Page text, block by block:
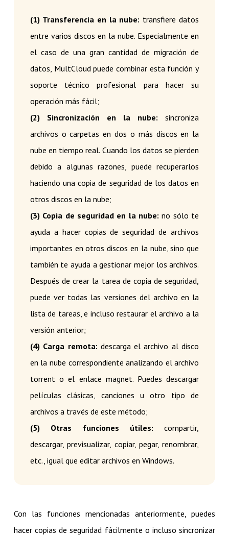
(1) Transferencia en la nube: transfiere datos
entre varios discos en la nube. Especialmente en
el caso de una gran cantidad de migración de
datos, MultCloud puede combinar esta función y
soporte técnico profesional para hacer su
operación más fácil;
(2) Sincronización en la nube:sincroniza
archivos o carpetas en dos o más discos en la
nube en tiempo real. Cuando los datos se pierden
debido a algunas razones, puede recuperarlos
haciendo una copia de seguridad de los datos en
otros discos en la nube;
(3) Copia de seguridad en la nube:no sólo te
ayuda a hacer copias de seguridad de archivos
importantes en otros discos en la nube, sino que
también te ayuda a gestionar mejor los archivos.
Después de crear la tarea de copia de seguridad,
puede ver todas las versiones del archivo en la
lista de tareas, e incluso restaurar el archivo a la
versión anterior;
(4) Carga remota: descarga el archivo al disco
en la nube correspondiente analizando el archivo
torrent o el enlace magnet. Puedes descargar
películas clásicas, canciones u otro tipo de
archivos a través de este método;
(5) Otras funciones útiles:compartir,
descargar, previsualizar, copiar, pegar, renombrar,
etc., igual que editar archivos en Windows.
Con las funciones mencionadas anteriormente, puedes
hacer copias de seguridad fácilmente o incluso sincronizar